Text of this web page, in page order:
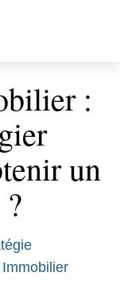
:
un
Immobilier